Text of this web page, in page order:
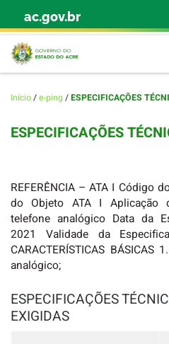
Skip to content
ac.gov.br
Início/e-ping /ESPECIFICAÇÕES
ESPECIFICAÇÕES
REFERÊNCIA – ATA I Código
do Objeto ATA I Aplicação
telefone analógico Data da
2021 Validade da
CARACTERÍSTICAS
analógico;
ESPECIFICAÇÕES
EXIGIDAS